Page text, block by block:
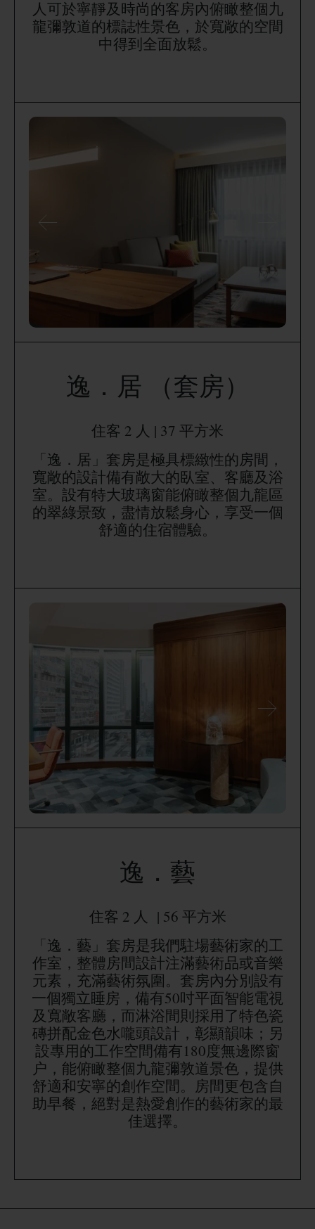
人可於寧靜及時尚的客房內俯瞰整個九
龍彌敦道的標誌性景色，於寬敞的空間
中得到全面放鬆。
逸．居 （套房）
住客 2 人 | 37 平方米
「逸．居」套房是極具標緻性的房間，
寬敞的設計備有敞大的臥室、客廳及浴
室。設有特大玻璃窗能俯瞰整個九龍區
的翠綠景致，盡情放鬆身心，享受一個
舒適的住宿體驗。
逸．藝
住客 2 人 | 56 平方米
「逸．藝」套房是我們駐場藝術家的工
作室，整體房間設計注滿藝術品或音樂
元素，充滿藝術氛圍。套房內分別設有
一個獨立睡房，備有50吋平面智能電視
及寬敞客廳，而淋浴間則採用了特色瓷
磚拼配金色水嚨頭設計，彰顯韻味；另
設專用的工作空間備有180度無邊際窗
户，能俯瞰整個九龍彌敦道景色，提供
舒適和安寧的創作空間。房間更包含自
助早餐，絕對是熱愛創作的藝術家的最
佳選擇。